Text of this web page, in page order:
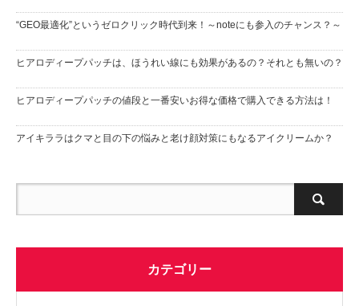
“GEO最適化”というゼロクリック時代到来！～noteにも参入のチャンス？～
ヒアロディープパッチは、ほうれい線にも効果があるの？それとも無いの？
ヒアロディープパッチの値段と一番安いお得な価格で購入できる方法は！
アイキララはクマと目の下の悩みと老け顔対策にもなるアイクリームか？
カテゴリー